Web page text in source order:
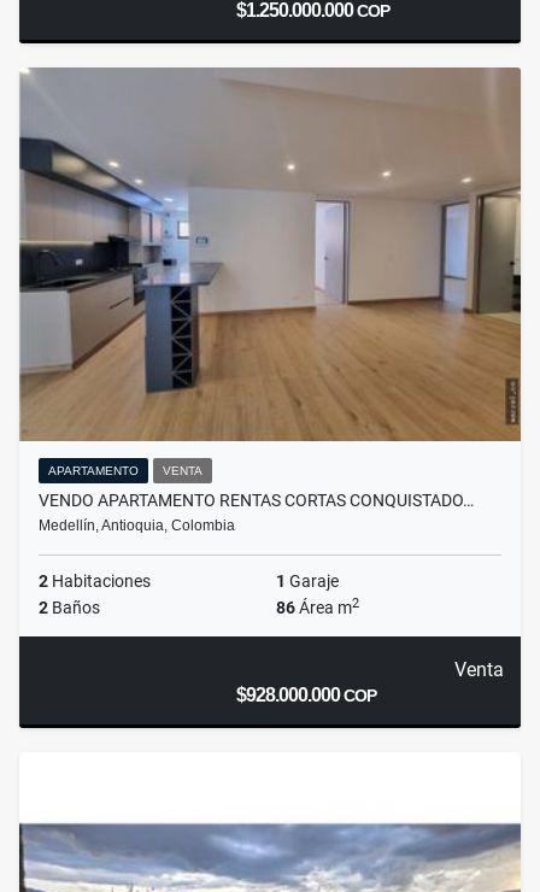
$1.250.000.000COP
APARTAMENTO VENTA
VENDO APARTAMENTO RENTAS CORTAS CONQUISTADO…
Medellín, Antioquia, Colombia
2 Habitaciones 1 Garaje
2 Baños 86Área m2
Venta
$928.000.000COP